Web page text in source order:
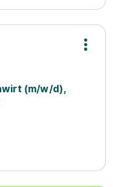
(m/w/d),